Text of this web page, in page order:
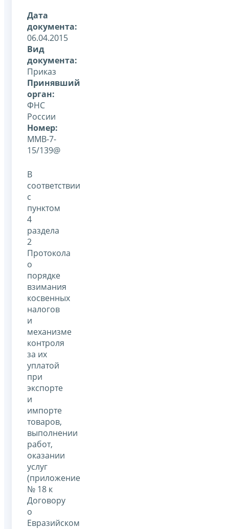
Дата
документа:
06.04.2015
Вид
документа:
Приказ
Принявший
орган:
ФНС
России
Номер:
ММВ-7-
15/139@
В
соответствии
с
пунктом
4
раздела
2
Протокола
о
порядке
взимания
косвенных
налогов
и
механизме
контроля
за их
уплатой
при
экспорте
и
импорте
товаров,
выполнении
работ,
оказании
услуг
(приложение
№ 18 к
Договору
о
Евразийском